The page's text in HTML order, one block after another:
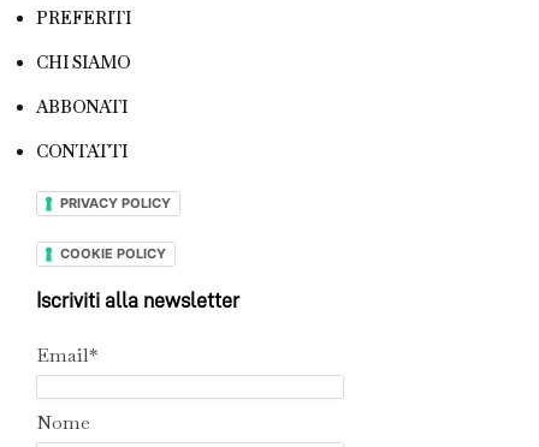
PREFERITI
CHI SIAMO
ABBONATI
CONTATTI
PRIVACY POLICY
COOKIE POLICY
Iscriviti alla newsletter
Email*
Nome